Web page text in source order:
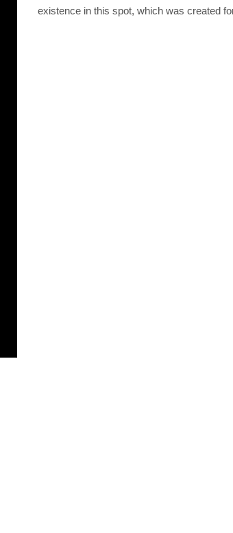
existence in this spot, which was created